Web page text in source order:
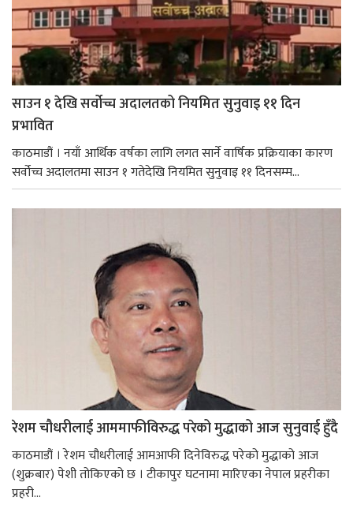
साउन १ देखि सर्वोच्च अदालतको नियमित सुनुवाइ ११ दिन
प्रभावित
काठमाडौं । नयाँ आर्थिक वर्षका लागि लगत सार्ने वार्षिक प्रक्रियाका कारण
सर्वोच्च अदालतमा साउन १ गतेदेखि नियमित सुनुवाइ ११ दिनसम्म...
रेशम चौधरीलाई आममाफीविरुद्ध परेको मुद्धाको आज सुनुवाई हुँदै
काठमाडौं । रेशम चौधरीलाई आमआफी दिनेविरुद्ध परेको मुद्धाको आज
(शुक्रबार) पेशी तोकिएको छ । टीकापुर घटनामा मारिएका नेपाल प्रहरीका
प्रहरी...